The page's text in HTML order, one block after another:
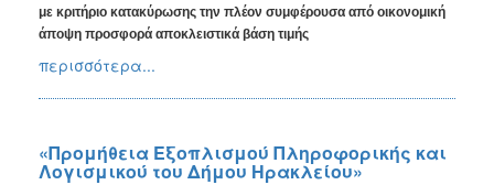
με κριτήριο κατακύρωσης την πλέον συμφέρουσα από οικονομική
άποψη προσφορά αποκλειστικά βάση τιμής
περισσότερα...
«Προμήθεια Εξοπλισμού Πληροφορικής και
Λογισμικού του Δήμου Ηρακλείου»